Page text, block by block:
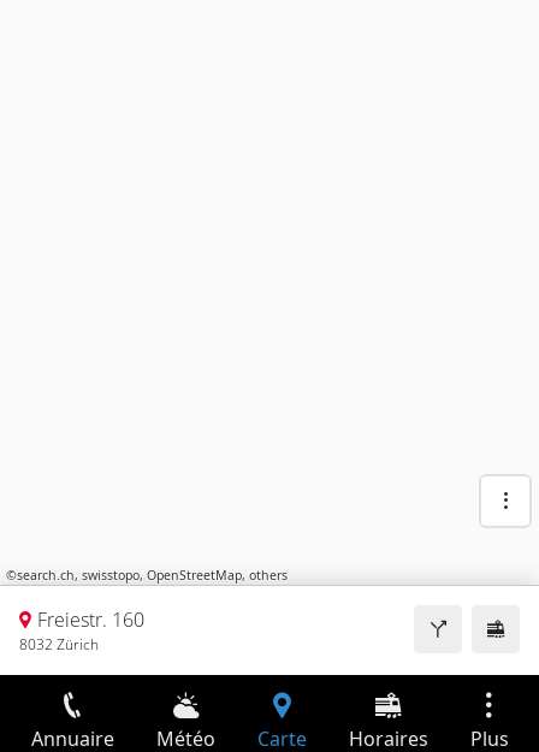
©search.ch, swisstopo, OpenStreetMap, others
Freiestr. 160
8032 Zürich
Annuaire Météo Carte Horaires Plus